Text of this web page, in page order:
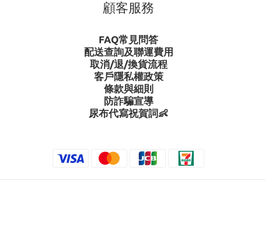
顧客服務
FAQ常見問答
配送查詢及聯運費用
取消/退/換貨流程
客戶隱私權政策
條款與細則
防詐騙宣導
尿布代寫祝賀詞👶